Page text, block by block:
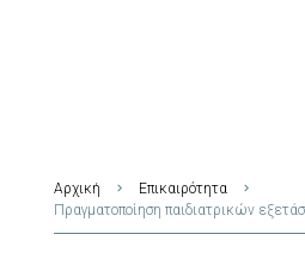
Αρχική
Επικαιρότητα
Πραγματοποίηση παιδιατρικών